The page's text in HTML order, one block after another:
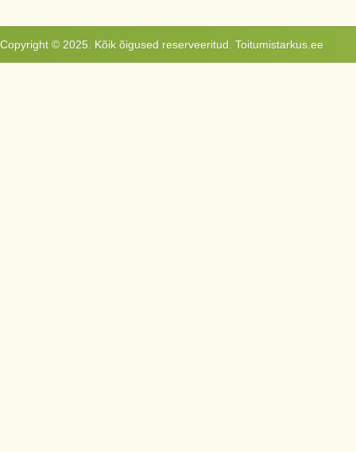
Copyright © 2025. Kõik õigused reserveeritud. Toitumistarkus.ee